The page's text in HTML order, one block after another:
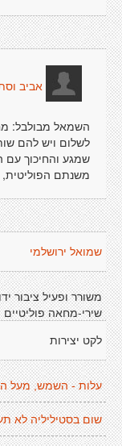
אביב
השמאל מבולבל:
לשלום ויש להם
שמגע והחיכוך עם
משנתם
שמואל ירושלמי
שירי-מחאה פוליטיים
לקט יצירות
עלות - השמש, מעל
שום בסטיליליה לא